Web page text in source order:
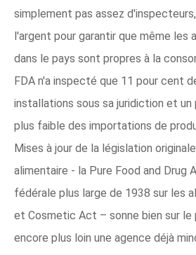
simplement pas assez
l'argent pour garantir que même les
dans le pays sont propres à la
FDA n'a inspecté que 11 pour cent
installations sous sa juridiction et
plus faible des importations de
Mises à jour de la législation
alimentaire - la Pure Food and Drug
fédérale plus large de 1938 sur les
et Cosmetic Act – sonne bien sur le
encore plus loin une agence déjà